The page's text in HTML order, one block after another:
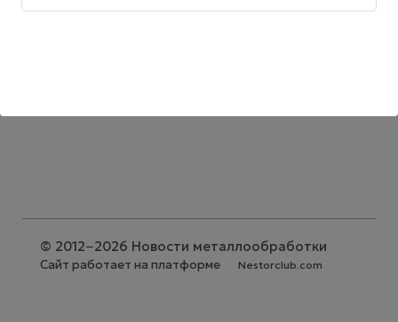
© 2012−2026 Новости металлообработки
Сайт работает на платформе Nestorclub.com